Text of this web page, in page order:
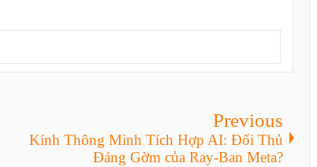
Previous
Kính Thông Minh Tích Hợp AI: Đối Thủ
Đáng Gờm của Ray-Ban Meta?